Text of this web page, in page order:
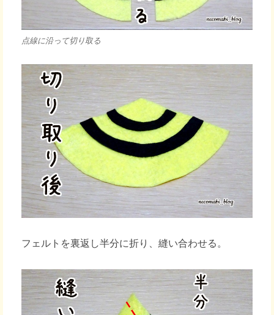
点線に沿って切り取る
フェルトを裏返し半分に折り、縫い合わせる。